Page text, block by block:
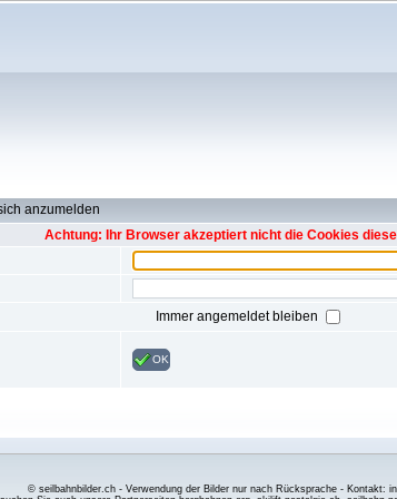
anzumelden
Achtung: Ihr Browser akzeptiert nicht die Cookies
Immer angemeldet bleiben
OK
© seilbahnbilder.ch - Verwendung der Bilder nur nach Rücksprache - Kontakt: